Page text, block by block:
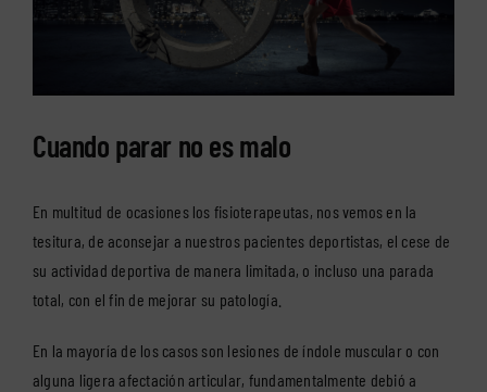
Cuando parar no es malo
En multitud de ocasiones los fisioterapeutas, nos vemos en la
tesitura, de aconsejar a nuestros pacientes deportistas, el cese de
su actividad deportiva de manera limitada, o incluso una parada
total, con el fin de mejorar su patología.
En la mayoría de los casos son lesiones de índole muscular o con
alguna ligera afectación articular, fundamentalmente debió a